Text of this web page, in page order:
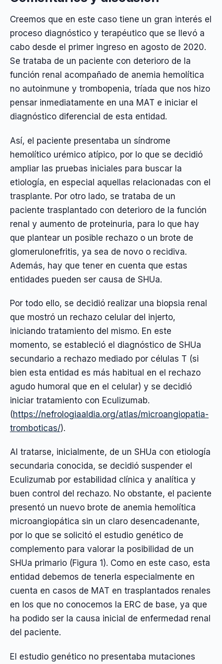
Creemos que en este caso tiene un gran interés el
proceso diagnóstico y terapéutico que se llevó a
cabo desde el primer ingreso en agosto de 2020.
Se trataba de un paciente con deterioro de la
función renal acompañado de anemia hemolítica
no autoinmune y trombopenia, tríada que nos hizo
pensar inmediatamente en una MAT e iniciar el
diagnóstico diferencial de esta entidad.
Así, el paciente presentaba un síndrome
hemolítico urémico atípico, por lo que se decidió
ampliar las pruebas iniciales para buscar la
etiología, en especial aquellas relacionadas con el
trasplante. Por otro lado, se trataba de un
paciente trasplantado con deterioro de la función
renal y aumento de proteinuria, para lo que hay
que plantear un posible rechazo o un brote de
glomerulonefritis, ya sea de novo o recidiva.
Además, hay que tener en cuenta que estas
entidades pueden ser causa de SHUa.
Por todo ello, se decidió realizar una biopsia renal
que mostró un rechazo celular del injerto,
iniciando tratamiento del mismo. En este
momento, se estableció el diagnóstico de SHUa
secundario a rechazo mediado por células T (si
bien esta entidad es más habitual en el rechazo
agudo humoral que en el celular) y se decidió
iniciar tratamiento con Eculizumab.
(https://nefrologiaaldia.org/atlas/microangiopatia-
tromboticas/).
Al tratarse, inicialmente, de un SHUa con etiología
secundaria conocida, se decidió suspender el
Eculizumab por estabilidad clínica y analítica y
buen control del rechazo. No obstante, el paciente
presentó un nuevo brote de anemia hemolítica
microangiopática sin un claro desencadenante,
por lo que se solicitó el estudio genético de
complemento para valorar la posibilidad de un
SHUa primario (Figura 1). Como en este caso, esta
entidad debemos de tenerla especialmente en
cuenta en casos de MAT en trasplantados renales
en los que no conocemos la ERC de base, ya que
ha podido ser la causa inicial de enfermedad renal
del paciente.
El estudio genético no presentaba mutaciones